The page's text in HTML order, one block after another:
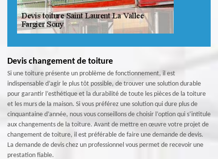
Devis changement de toiture
Si une toiture présente un problème de fonctionnement, il est
indispensable d’agir le plus tôt possible, de trouver une solution durable
pour garantir l’esthétique et la durabilité de toute les pièces de la toiture
et les murs de la maison. Si vous préférez une solution qui dure plus de
cinquantaine d’année, nous vous conseillons de choisir l’option qui s’intitule
aux changements de la toiture. Avant de mettre en œuvre votre projet de
changement de toiture, il est préférable de faire une demande de devis.
La demande de devis chez un professionnel vous permet de recevoir une
prestation fiable.